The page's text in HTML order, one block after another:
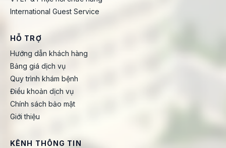
International Guest Service
HỖ TRỢ
Hướng dẫn khách hàng
Bảng giá dịch vụ
Quy trình khám bệnh
Điều khoản dịch vụ
Chính sách bảo mật
Giới thiệu
KÊNH THÔNG TIN